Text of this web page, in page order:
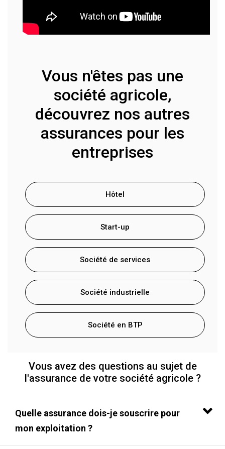
Vous n'êtes pas une
société agricole,
découvrez nos autres
assurances pour les
entreprises
Hôtel
Start-up
Société de services
Société industrielle
Société en BTP
Vous avez des questions au sujet de
l'assurance de votre société agricole ?
Quelle assurance dois-je souscrire pour
mon exploitation ?